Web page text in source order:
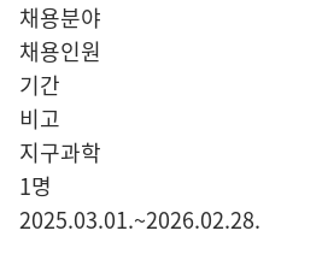
채용분야
채용인원
기간
비고
지구과학
1명
2025.03.01.~2026.02.28.